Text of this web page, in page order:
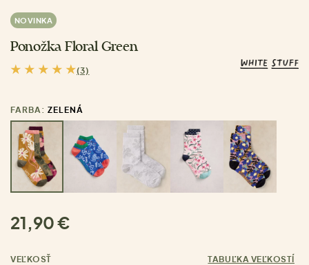
NOVINKA
Ponožka Floral Green
(3)
FARBA: ZELENÁ
21,90 €
VEĽKOSŤ TABUĽKA VEĽKOSTÍ